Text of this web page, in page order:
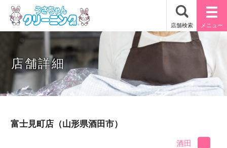
店舗詳細
富士見町店（山形県酒田市）
酒田